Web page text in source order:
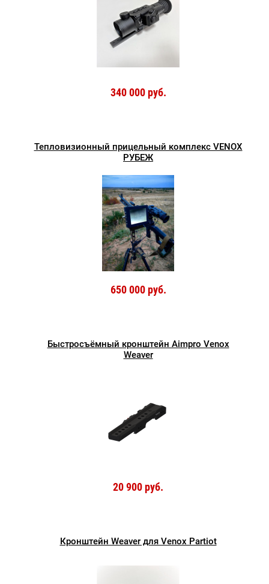
340 000 руб.
Тепловизионный прицельный комплекс VENOX
РУБЕЖ
650 000 руб.
Быстросъёмный кронштейн Aimpro Venox
Weaver
20 900 руб.
Кронштейн Weaver для Venox Partiot